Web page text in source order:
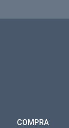
COMPRA